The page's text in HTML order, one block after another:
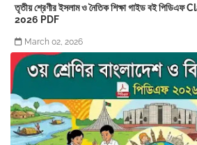
তৃতীয় শ্রেণীর ইসলাম ও নৈতিক শিক্ষা গাইড বই
2026 PDF
March 02, 2026